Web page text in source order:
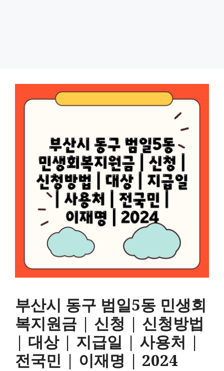
부산시 동구 범일5동 민생회
복지원금 | 신청 | 신청방법
| 대상 | 지급일 | 사용처 |
전국민 | 이재명 | 2024